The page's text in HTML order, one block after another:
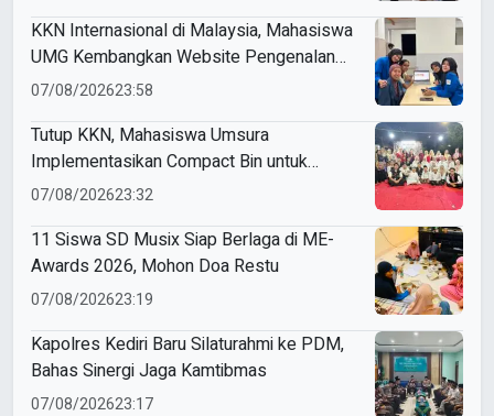
KKN Internasional di Malaysia, Mahasiswa
UMG Kembangkan Website Pengenalan
Budaya Indonesia
07/08/202623:58
Tutup KKN, Mahasiswa Umsura
Implementasikan Compact Bin untuk
Sampah Anorganik di Ketabang
07/08/202623:32
11 Siswa SD Musix Siap Berlaga di ME-
Awards 2026, Mohon Doa Restu
07/08/202623:19
Kapolres Kediri Baru Silaturahmi ke PDM,
Bahas Sinergi Jaga Kamtibmas
07/08/202623:17